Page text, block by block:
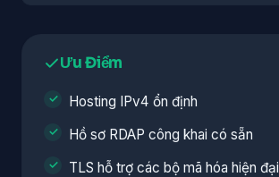
Ưu Điểm
Hosting IPv4 ổn định
Hồ sơ RDAP công khai có sẵn
TLS hỗ trợ các bộ mã hóa hiện đại